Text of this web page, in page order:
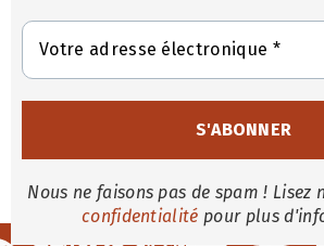
Nous ne faisons pas de spam ! Lisez
confidentialité pour plus